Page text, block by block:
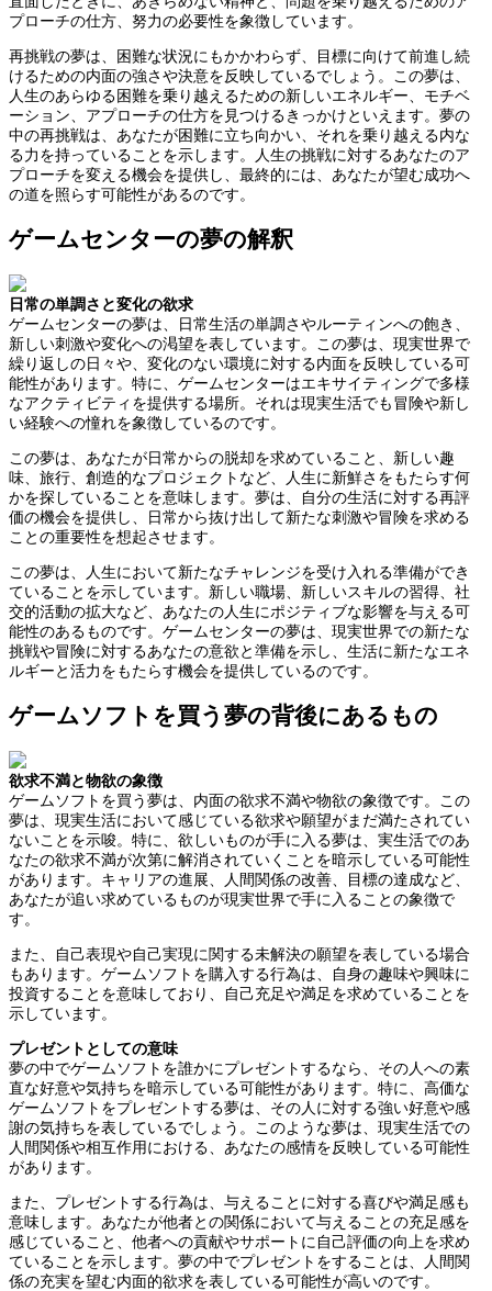
プローチの仕方、努力の必要性を象徴しています。
再挑戦の夢は、困難な状況にもかかわらず、目標に向けて前進し続
けるための内面の強さや決意を反映しているでしょう。この夢は、
人生のあらゆる困難を乗り越えるための新しいエネルギー、モチベ
ーション、アプローチの仕方を見つけるきっかけといえます。夢の
中の再挑戦は、あなたが困難に立ち向かい、それを乗り越える内な
る力を持っていることを示します。人生の挑戦に対するあなたのア
プローチを変える機会を提供し、最終的には、あなたが望む成功へ
の道を照らす可能性があるのです。
ゲームセンターの夢の解釈
日常の単調さと変化の欲求
ゲームセンターの夢は、日常生活の単調さやルーティンへの飽き、
新しい刺激や変化への渇望を表しています。この夢は、現実世界で
繰り返しの日々や、変化のない環境に対する内面を反映している可
能性があります。特に、ゲームセンターはエキサイティングで多様
なアクティビティを提供する場所。それは現実生活でも冒険や新し
い経験への憧れを象徴しているのです。
この夢は、あなたが日常からの脱却を求めていること、新しい趣
味、旅行、創造的なプロジェクトなど、人生に新鮮さをもたらす何
かを探していることを意味します。夢は、自分の生活に対する再評
価の機会を提供し、日常から抜け出して新たな刺激や冒険を求める
ことの重要性を想起させます。
この夢は、人生において新たなチャレンジを受け入れる準備ができ
ていることを示しています。新しい職場、新しいスキルの習得、社
交的活動の拡大など、あなたの人生にポジティブな影響を与える可
能性のあるものです。ゲームセンターの夢は、現実世界での新たな
挑戦や冒険に対するあなたの意欲と準備を示し、生活に新たなエネ
ルギーと活力をもたらす機会を提供しているのです。
ゲームソフトを買う夢の背後にあるもの
欲求不満と物欲の象徴
ゲームソフトを買う夢は、内面の欲求不満や物欲の象徴です。この
夢は、現実生活において感じている欲求や願望がまだ満たされてい
ないことを示唆。特に、欲しいものが手に入る夢は、実生活でのあ
なたの欲求不満が次第に解消されていくことを暗示している可能性
があります。キャリアの進展、人間関係の改善、目標の達成など、
あなたが追い求めているものが現実世界で手に入ることの象徴で
す。
また、自己表現や自己実現に関する未解決の願望を表している場合
もあります。ゲームソフトを購入する行為は、自身の趣味や興味に
投資することを意味しており、自己充足や満足を求めていることを
示しています。
プレゼントとしての意味
夢の中でゲームソフトを誰かにプレゼントするなら、その人への素
直な好意や気持ちを暗示している可能性があります。特に、高価な
ゲームソフトをプレゼントする夢は、その人に対する強い好意や感
謝の気持ちを表しているでしょう。このような夢は、現実生活での
人間関係や相互作用における、あなたの感情を反映している可能性
があります。
また、プレゼントする行為は、与えることに対する喜びや満足感も
意味します。あなたが他者との関係において与えることの充足感を
感じていること、他者への貢献やサポートに自己評価の向上を求め
ていることを示します。夢の中でプレゼントをすることは、人間関
係の充実を望む内面的欲求を表している可能性が高いのです。